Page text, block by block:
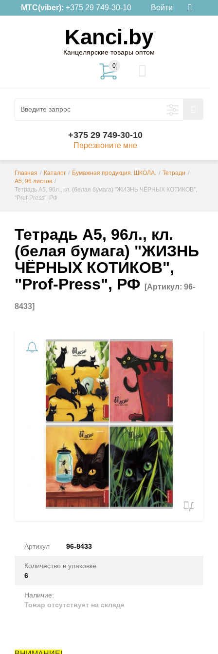
МТС(viber): +375 29 749-30-10 Войти
Kanci.by
Канцелярские товары оптом
0
+375 29 749-30-10
Перезвоните мне
Главная / Каталог / Бумажная продукция. ШКОЛА. / Тетради /
А5, 96 листов /
Тетрадь А5, 96л., кл. (белая бумага) "ЖИЗНЬ ЧЁРНЫХ КОТИКОВ",
"Prof-Press", РФ
Тетрадь А5, 96л., кл.
(белая бумага) "ЖИЗНЬ
ЧЁРНЫХ КОТИКОВ",
"Prof-Press", РФ
[Артикул: 96-
8433]
Артикул 96-8433
Количество в упаковке
6
Наличие:
Товар отсутствует на складе